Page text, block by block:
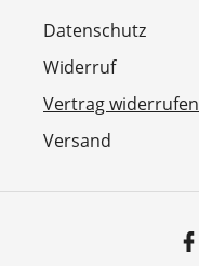
Datenschutz
Widerruf
Vertrag widerrufen
Versand